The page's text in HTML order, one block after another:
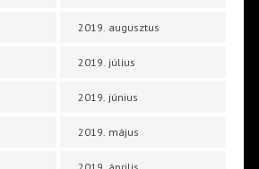
2019. augusztus
2019. július
2019. június
2019. május